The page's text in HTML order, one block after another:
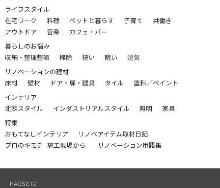
ライフスタイル
在宅ワーク
料理 ペットと暮らす 子育て
共働き
アウトドア
音楽
カフェ・バー
暮らしのお悩み
収納・整理整頓
掃除 狭い 暗い
湿気
リノベーションの建材
床材
壁材 ドア・扉・建具 タイル
塗料／ペイント
インテリア
北欧スタイル
インダストリアルスタイル 照明
家具
特集
おもてなしインテリア
リノベアイテム取材日記
プロのキモチ -施工現場から-
リノベーション用語集
HAGSとは